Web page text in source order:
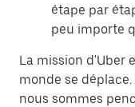
étape par
peu importe
La mission d'Uber
monde se
nous sommes